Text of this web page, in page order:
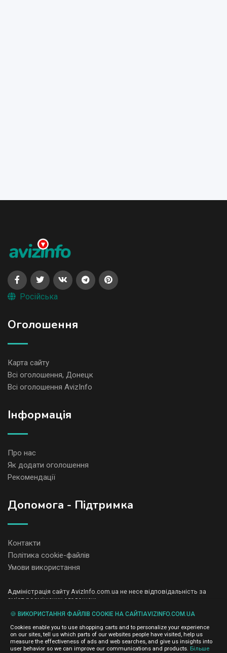
Російська
Оголошення
Карта сайту
Всі оголошення, Донецк
Всі оголошення AvizInfo
Iнформація
Про нас
Як додати оголошення
Рекомендації
Допомога - Підтримка
Контакти
Політика cookie-файлів
Умови використання
Адміністрація сайту AvizInfo.com.ua не несе відповідальність за
зміст розміщених оголошень.
і не продаємо особисту інформацію зареєстрованих користувачів
AvizInfo.com.ua третім особам. Ми не відповідаємо за правила
конфіденційності сайтів на які посилається AvizInfo.com.ua. На
деяких сторінках нашого сайту представлена реклама Google
Adsense Advertising Network. Щоб дізнатися детальніше про
🍪 ВИКОРИСТАННЯ ФАЙЛІВ COOKIE НА САЙТІAVIZINFO.COM.UA
Cookies enable you to use shopping carts and to personalize your experience
on our sites, tell us which parts of our websites people have visited, help us
measure the effectiveness of ads and web searches, and give us insights into
user behavior so we can improve our communications and products. Більше